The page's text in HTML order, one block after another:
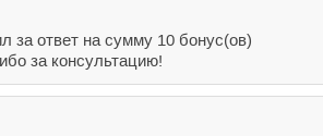
за ответ на сумму 10 бонус(ов)
за консультацию!